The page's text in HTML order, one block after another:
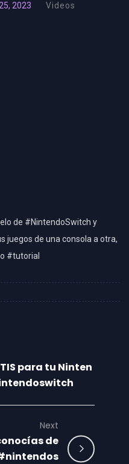
2023 Videos
de #NintendoSwitch y
juegos de una consola a otra,
#tutorial
para tu Ninten
Next
de